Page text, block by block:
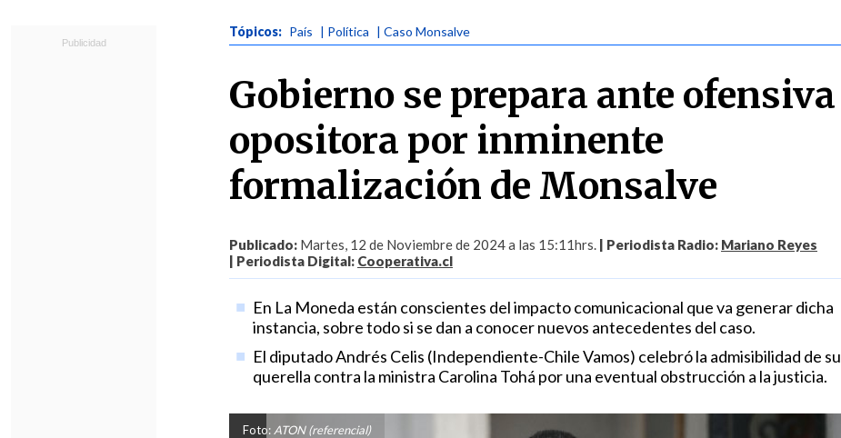
Tópicos: País | Política | Caso Monsalve
Gobierno se prepara ante ofensiva
opositora por inminente
formalización de Monsalve
Publicado: Martes, 12 de Noviembre de 2024 a las 15:11hrs. | Periodista Radio: Mariano Reyes
| Periodista Digital: Cooperativa.cl
En La Moneda están conscientes del impacto comunicacional que va generar dicha
instancia, sobre todo si se dan a conocer nuevos antecedentes del caso.
El diputado Andrés Celis (Independiente-Chile Vamos) celebró la admisibilidad de su
querella contra la ministra Carolina Tohá por una eventual obstrucción a la justicia.
Foto: ATON (referencial)